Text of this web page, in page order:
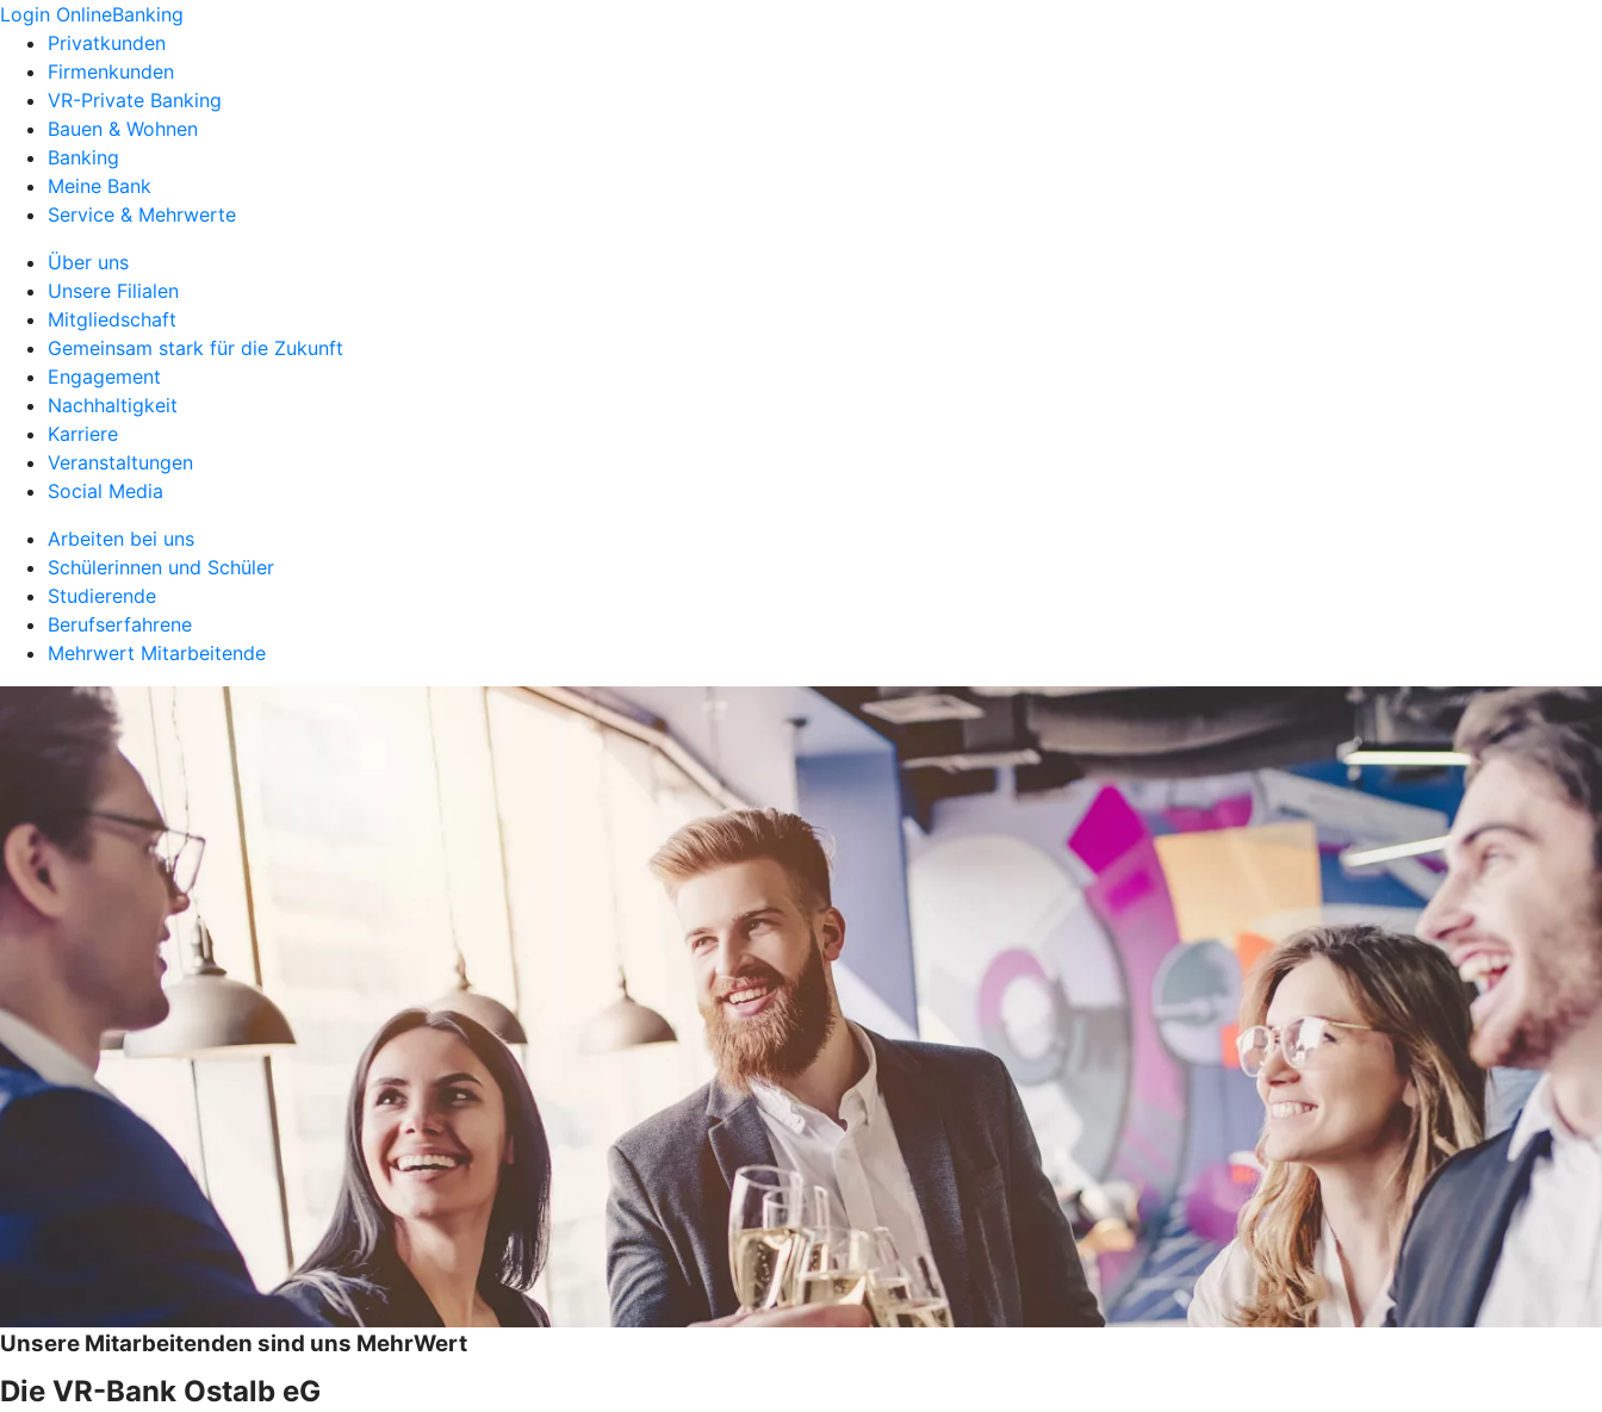
Login OnlineBanking
Privatkunden
Firmenkunden
VR-Private Banking
Bauen & Wohnen
Banking
Meine Bank
Service & Mehrwerte
Über uns
Unsere Filialen
Mitgliedschaft
Gemeinsam stark für die Zukunft
Engagement
Nachhaltigkeit
Karriere
Veranstaltungen
Social Media
Arbeiten bei uns
Schülerinnen und Schüler
Studierende
Berufserfahrene
Mehrwert Mitarbeitende
Unsere Mitarbeitenden sind uns MehrWert
Die VR-Bank Ostalb eG